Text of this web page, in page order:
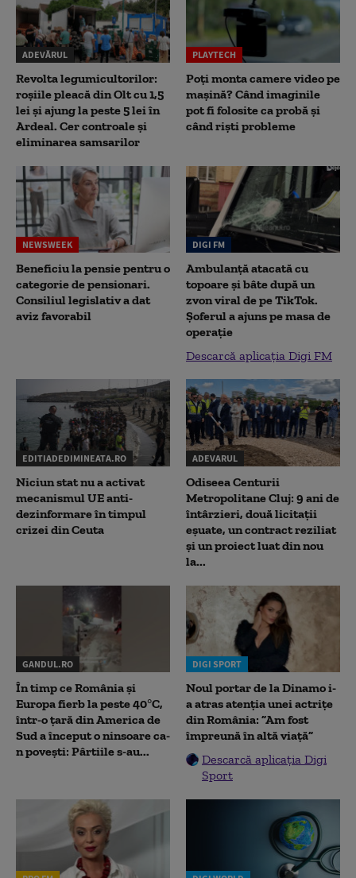
ADEVĂRUL
Revolta legumicultorilor:
roșiile pleacă din Olt cu 1,5
lei și ajung la peste 5 lei în
Ardeal. Cer controale și
eliminarea samsarilor
PLAYTECH
Poți monta camere video pe
mașină? Când imaginile
pot fi folosite ca probă și
când riști probleme
NEWSWEEK
Beneficiu la pensie pentru o
categorie de pensionari.
Consiliul legislativ a dat
aviz favorabil
DIGI FM
Ambulanță atacată cu
topoare și bâte după un
zvon viral de pe TikTok.
Șoferul a ajuns pe masa de
operație
Descarcă aplicația Digi FM
EDITIADEDIMINEATA.RO
Niciun stat nu a activat
mecanismul UE anti-
dezinformare în timpul
crizei din Ceuta
ADEVARUL
Odiseea Centurii
Metropolitane Cluj: 9 ani de
întârzieri, două licitații
eșuate, un contract reziliat
și un proiect luat din nou
la...
GANDUL.RO
În timp ce România și
Europa fierb la peste 40°C,
într-o țară din America de
Sud a început o ninsoare ca-
n povești: Pârtiile s-au...
DIGI SPORT
Noul portar de la Dinamo i-
a atras atenția unei actrițe
din România: ”Am fost
împreună în altă viață”
Descarcă aplicația Digi
Sport